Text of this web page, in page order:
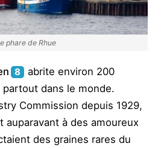
phare de Rhue
8
abrite environ 200
partout dans le monde.
Commission depuis 1929,
auparavant à des amoureux
des graines rares du